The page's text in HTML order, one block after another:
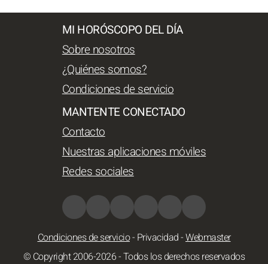
MI HORÓSCOPO DEL DÍA
Sobre nosotros
¿Quiénes somos?
Condiciones de servicio
MANTENTE CONECTADO
Contacto
Nuestras aplicaciones móviles
Redes sociales
Condiciones de servicio- Privacidad-Webmaster
© Copyright 2006-2026 - Todos los derechos reservados